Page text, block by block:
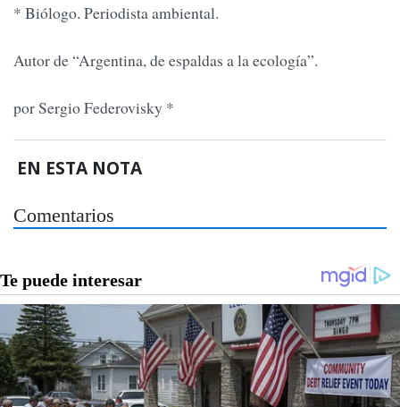
* Biólogo. Periodista ambiental.
Autor de “Argentina, de espaldas a la ecología”.
por Sergio Federovisky *
EN ESTA NOTA
Comentarios